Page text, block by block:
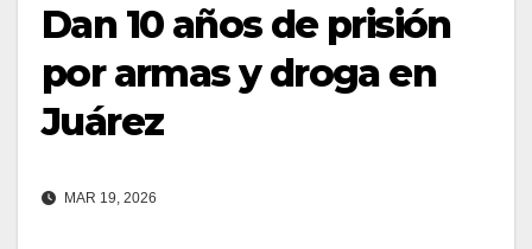
Dan 10 años de prisión
por armas y droga en
Juárez
MAR 19, 2026